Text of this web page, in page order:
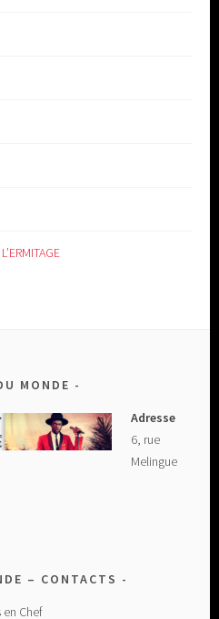
MONDE
Adresse
6, rue
Melingue
– CONTACTS
Chef